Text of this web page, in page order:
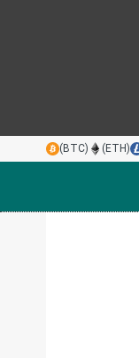
(BTC) (ETH)